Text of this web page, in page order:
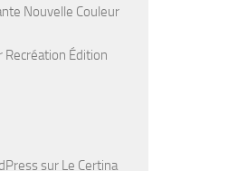
Nouvelle Couleur
Recréation Édition
sur Le Certina